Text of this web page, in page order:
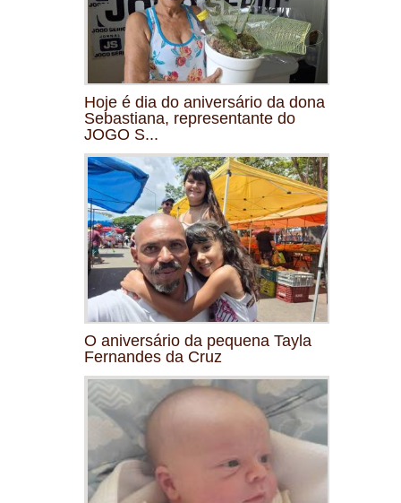
Hoje é dia do aniversário da dona
Sebastiana, representante do
JOGO S...
O aniversário da pequena Tayla
Fernandes da Cruz